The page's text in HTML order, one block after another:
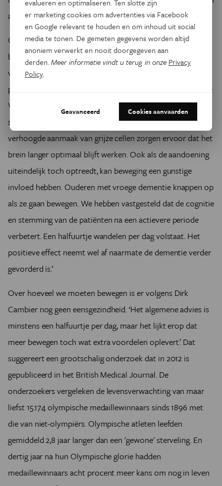
absoluut niet verstandig.’
Ook op de mentale gezondheid heeft beweging een
belangrijke impact. ‘Wie door het leven heen actief is,
vermindert zijn risico op alzheimer met twintig tot vijftig
procent’, verklaarde neuropsycholoog Erik Scherder van de
VU Amsterdam eerder in Eos
(Veel sport, goed rapport,
september 2011)
. ‘De verbeterde bloedcirculatie en
verhoogde aanmaak van grijze cellen zorgen ervoor dat het
brein langer optimaal blijft werken. Ook als de aandoening
uiteindelijk toch optreedt, kan beweging een gunstige
invloed hebben. Ouderen met vroege dementie knappen op
als ze gaan bewegen. We hebben vastgesteld dat de cognitie
en stemming van de patiënten na een actievere periode
verbetert. Een halfuurtje wandelen per dag volstaat. Het
positieve effect neemt wel af naarmate de dementie verder
gevorderd is.’
Over hoeveel we moeten bewegen is er volgens Dirk
Cambier nog geen eensgezindheid. ‘Het algemene advies is
minstens een halfuurtje per dag, maar het lijkt erop dat
meer bewegen toch wat extra voordelen oplevert.’ Dat
suggereert een grootschalig onderzoek dat in 2012 is
gepubliceerd in het British Medical Journal. De
onderzoekers vergeleken de levensverwachting van maar
liefst 15.174 olympische medaillewinnaars sinds 1896 met
die van niet-olympiërs. Olympische atleten leefden
gemiddeld 2,8 jaar langer dan een 'gewone' sterveling. En
dertig jaar na hun Olympische glorie hadden
medaillewinnaars acht procent meer kans om nog in leven
evalueren en optimaliseren. Ten slotte zijn
er marketing cookies om advertenties via Facebook
en Google relevant te houden en om inhoud uit social
media te tonen. De gemeten gegevens worden altijd
anoniem verwerkt en nooit doorgegeven aan
derden.Meer informatie vindt u terug in onze Privacy
Policy.
Geavanceerd Cookies aanvaarden